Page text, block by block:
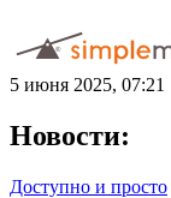
5 июня 2025, 07:21
Новости:
Доступно и просто